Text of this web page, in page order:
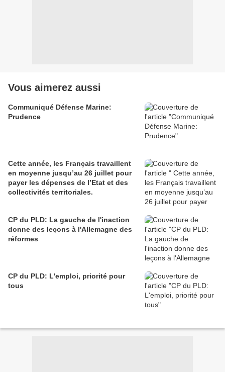
Vous aimerez aussi
Communiqué Défense Marine:
Prudence
Cette année, les Français travaillent
en moyenne jusqu’au 26 juillet pour
payer les dépenses de l’Etat et des
collectivités territoriales.
CP du PLD: La gauche de l'inaction
donne des leçons à l'Allemagne des
réformes
CP du PLD: L'emploi, priorité pour
tous